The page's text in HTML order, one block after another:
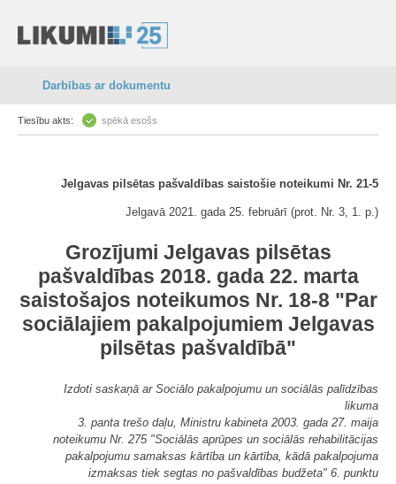
Darbības ar dokumentu
Tiesību akts: spēkā esošs
Jelgavas pilsētas pašvaldības saistošie noteikumi Nr. 21-5
Jelgavā 2021. gada 25. februārī (prot. Nr. 3, 1. p.)
Grozījumi Jelgavas pilsētas
pašvaldības 2018. gada 22. marta
saistošajos noteikumos Nr. 18-8 "Par
sociālajiem pakalpojumiem Jelgavas
pilsētas pašvaldībā"
Izdoti saskaņā ar Sociālo pakalpojumu un sociālās palīdzības
likuma
3. panta trešo daļu, Ministru kabineta 2003. gada 27. maija
noteikumu Nr. 275 "Sociālās aprūpes un sociālās rehabilitācijas
pakalpojumu samaksas kārtība un kārtība, kādā pakalpojuma
izmaksas tiek segtas no pašvaldības budžeta" 6. punktu